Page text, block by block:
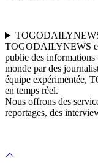
TOGODAILYNEWS
publie des informations
monde par des
équipe expérimentée,
en temps réel.
Nous offrons des
reportages, des
Scroll